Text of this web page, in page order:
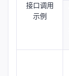
接口调用
示例